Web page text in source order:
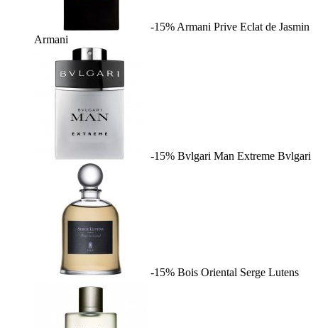
-15% Armani Prive Eclat de Jasmin
Armani
-15% Bvlgari Man Extreme Bvlgari
-15% Bois Oriental Serge Lutens